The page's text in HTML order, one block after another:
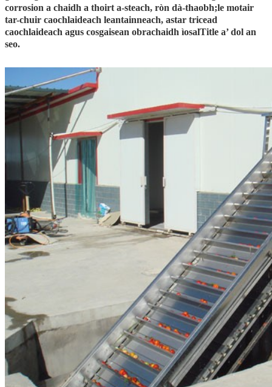
corrosion a chaidh a thoirt a-steach, ròn dà-thaobh;le motair
tar-chuir caochlaideach leantainneach, astar tricead
caochlaideach agus cosgaisean obrachaidh ìosalTitle a’ dol an
seo.